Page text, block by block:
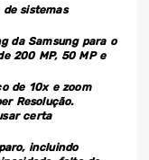
sistemas
da Samsung para o
200 MP, 50 MP e
de 10x e zoom
Resolução.
certa
incluindo